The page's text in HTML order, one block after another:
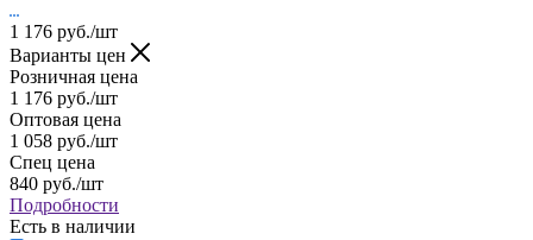
1 176 руб./шт
Варианты цен
Розничная цена
1 176 руб./шт
Оптовая цена
1 058 руб./шт
Спец цена
840 руб./шт
Подробности
Есть в наличии